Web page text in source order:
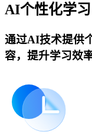
AI个性化学习
通过AI技术提供
容，提升学习效